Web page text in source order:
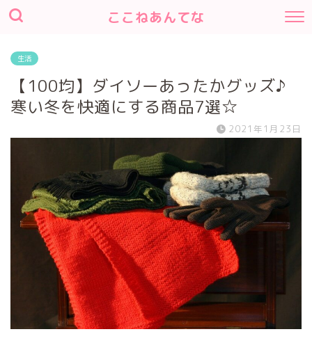
ここねあんてな
生活
【100均】ダイソーあったかグッズ♪
寒い冬を快適にする商品7選☆
2021年1月23日